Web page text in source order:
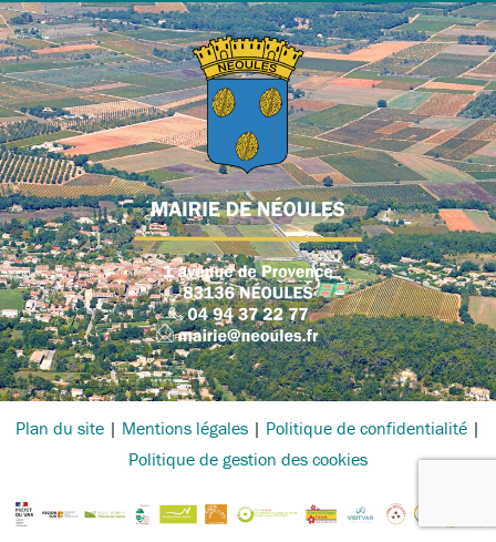
Plan du site | Mentions légales | Politique de confidentialité |
Politique de gestion des cookies